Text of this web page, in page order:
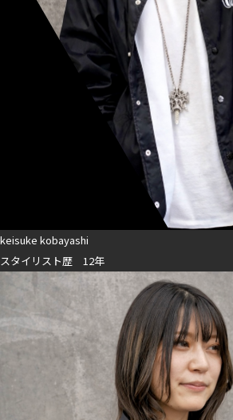
keisuke kobayashi
スタイリスト歴 12年